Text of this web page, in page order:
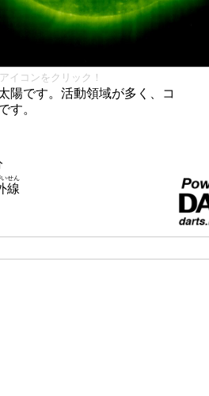
イコンをクリック！
陽です。活動領域が多く、コ
す。
線
せん